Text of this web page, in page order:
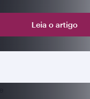
Leia o artigo